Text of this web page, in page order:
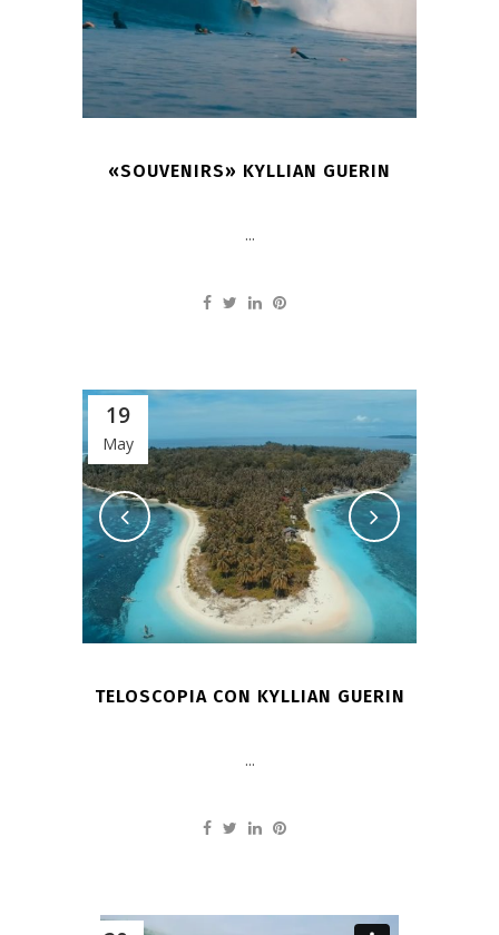
«SOUVENIRS» KYLLIAN GUERIN
...
19
May
TELOSCOPIA CON KYLLIAN GUERIN
...